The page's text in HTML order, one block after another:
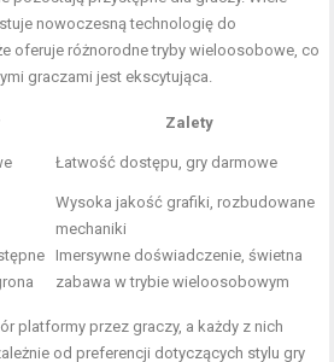
nowoczesną technologię do
oferuje różnorodne tryby wieloosobowe, co
graczami jest ekscytująca.
Zalety
Łatwość dostępu, gry darmowe
Wysoka jakość grafiki, rozbudowane
mechaniki
Imersywne doświadczenie, świetna
zabawa w trybie wieloosobowym
platformy przez graczy, a każdy z nich
od preferencji dotyczących stylu gry